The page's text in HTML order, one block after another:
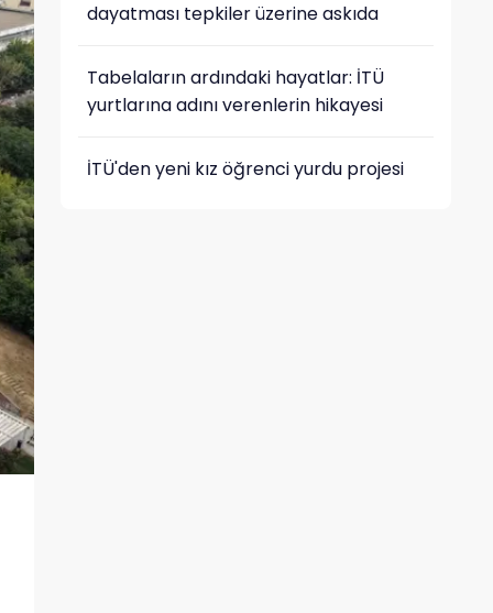
dayatması tepkiler üzerine askıda
Tabelaların ardındaki hayatlar: İTÜ
yurtlarına adını verenlerin hikayesi
İTÜ'den yeni kız öğrenci yurdu projesi